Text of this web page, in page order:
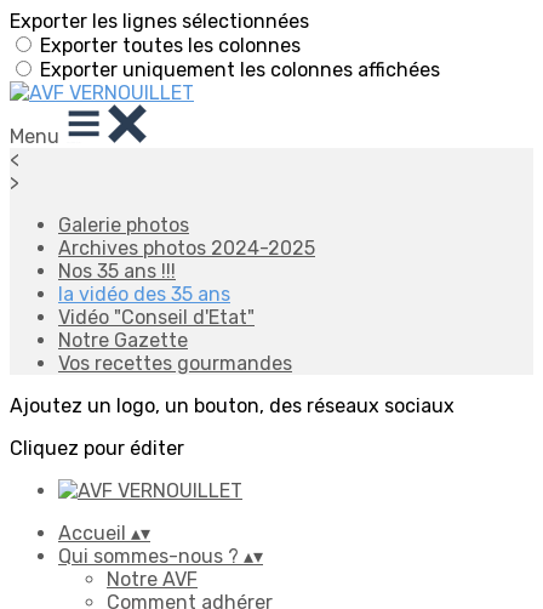
Exporter les lignes sélectionnées
Exporter toutes les colonnes
Exporter uniquement les colonnes affichées
Menu
<
>
Galerie photos
Archives photos 2024-2025
Nos 35 ans !!!
la vidéo des 35 ans
Vidéo "Conseil d'Etat"
Notre Gazette
Vos recettes gourmandes
Ajoutez un logo, un bouton, des réseaux sociaux
Cliquez pour éditer
Accueil ▴▾
Qui sommes-nous ? ▴▾
Notre AVF
Comment adhérer